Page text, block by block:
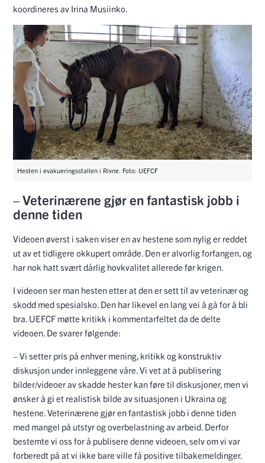
koordineres av Irina Musiinko.
Hesten i evakueringsstallen i Rivne. Foto: UEFCF
– Veterinærene gjør en fantastisk jobb i
denne tiden
Videoen øverst i saken viser en av hestene som nylig er reddet
ut av et tidligere okkupert område. Den er alvorlig forfangen, og
har nok hatt svært dårlig hovkvalitet allerede før krigen.
I videoen ser man hesten etter at den er sett til av veterinær og
skodd med spesialsko. Den har likevel en lang vei å gå for å bli
bra. UEFCF møtte kritikk i kommentarfeltet da de delte
videoen. De svarer følgende:
– Vi setter pris på enhver mening, kritikk og konstruktiv
diskusjon under innleggene våre. Vi vet at å publisering
bilder/videoer av skadde hester kan føre til diskusjoner, men vi
ønsker å gi et realistisk bilde av situasjonen i Ukraina og
hestene. Veterinærene gjør en fantastisk jobb i denne tiden
med mangel på utstyr og overbelastning av arbeid. Derfor
bestemte vi oss for å publisere denne videoen, selv om vi var
forberedt på at vi ikke bare ville få positive tilbakemeldinger.